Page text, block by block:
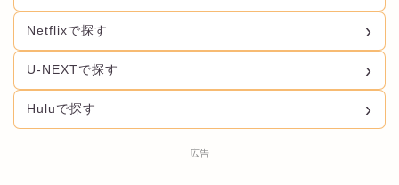
Netflixで探す
U-NEXTで探す
Huluで探す
広告